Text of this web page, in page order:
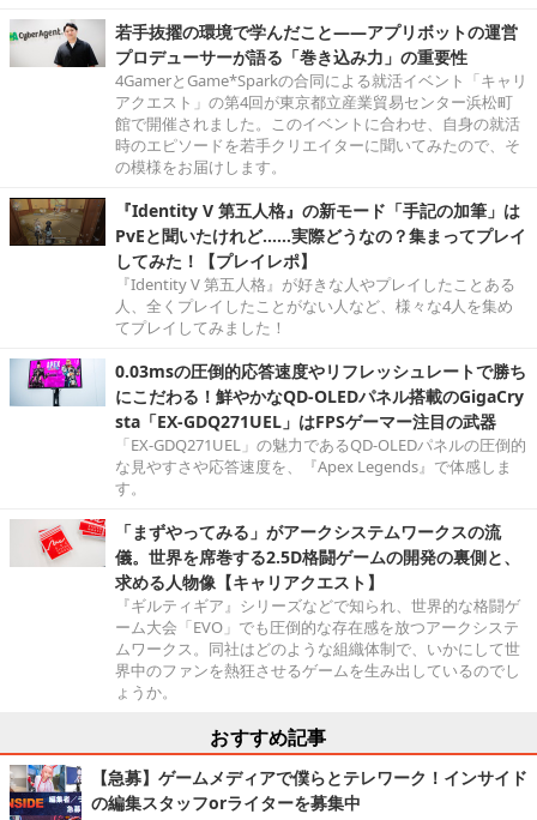
若手抜擢の環境で学んだこと――アプリボットの運営
プロデューサーが語る「巻き込み力」の重要性
4GamerとGame*Sparkの合同による就活イベント「キャリ
アクエスト」の第4回が東京都立産業貿易センター浜松町
館で開催されました。このイベントに合わせ、自身の就活
時のエピソードを若手クリエイターに聞いてみたので、そ
の模様をお届けします。
『Identity V 第五人格』の新モード「手記の加筆」は
PvEと聞いたけれど……実際どうなの？集まってプレイ
してみた！【プレイレポ】
『Identity V 第五人格』が好きな人やプレイしたことある
人、全くプレイしたことがない人など、様々な4人を集め
てプレイしてみました！
0.03msの圧倒的応答速度やリフレッシュレートで勝ち
にこだわる！鮮やかなQD-OLEDパネル搭載のGigaCry
sta「EX-GDQ271UEL」はFPSゲーマー注目の武器
「EX-GDQ271UEL」の魅力であるQD-OLEDパネルの圧倒的
な見やすさや応答速度を、『Apex Legends』で体感しま
す。
「まずやってみる」がアークシステムワークスの流
儀。世界を席巻する2.5D格闘ゲームの開発の裏側と、
求める人物像【キャリアクエスト】
『ギルティギア』シリーズなどで知られ、世界的な格闘ゲ
ーム大会「EVO」でも圧倒的な存在感を放つアークシステ
ムワークス。同社はどのような組織体制で、いかにして世
界中のファンを熱狂させるゲームを生み出しているのでし
ょうか。
おすすめ記事
【急募】ゲームメディアで僕らとテレワーク！インサイド
の編集スタッフorライターを募集中